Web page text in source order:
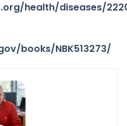
health/diseases/
books/NBK513273/